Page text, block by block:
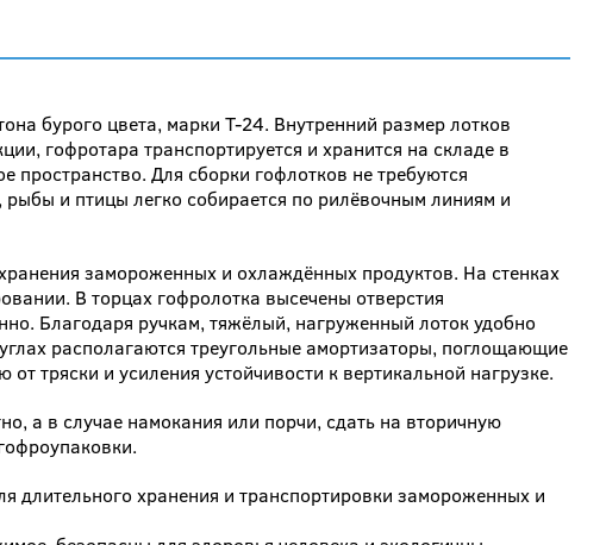
бурого цвета, марки Т-24. Внутренний размер лотков
гофротара транспортируется и хранится на складе в
пространство. Для сборки гофлотков не требуются
и птицы легко собирается по рилёвочным линиям и
замороженных и охлаждённых продуктов. На стенках
В торцах гофролотка высечены отверстия
Благодаря ручкам, тяжёлый, нагруженный лоток удобно
располагаются треугольные амортизаторы, поглощающие
тряски и усиления устойчивости к вертикальной нагрузке.
а в случае намокания или порчи, сдать на вторичную
длительного хранения и транспортировки замороженных и